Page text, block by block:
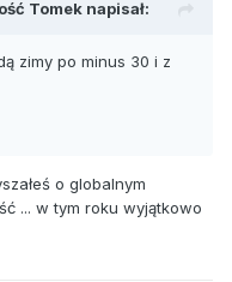
Tomek napisał:
zimy po minus 30 i z
o globalnym
... w tym roku wyjątkowo